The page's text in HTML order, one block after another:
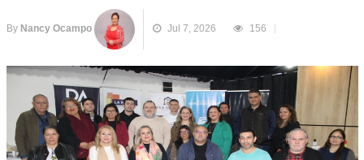
By Nancy Ocampo Jul 7, 2026 156